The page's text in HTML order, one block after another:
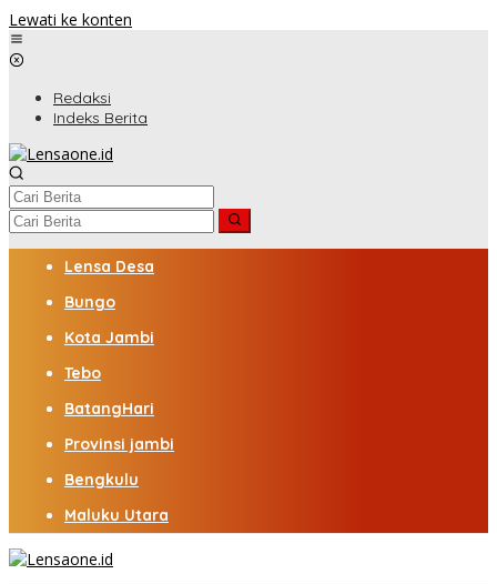
Lewati ke konten
Redaksi
Indeks Berita
Lensa Desa
Bungo
Kota Jambi
Tebo
BatangHari
Provinsi jambi
Bengkulu
Maluku Utara